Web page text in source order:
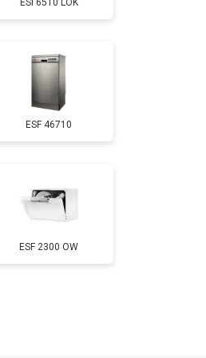
Заказать
Заказать
ЗаказатьESF 46710
ESF 2300 OW